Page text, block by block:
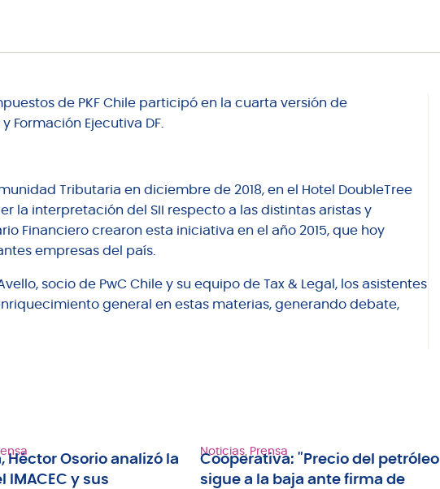
de PKF Chile participó en la cuarta versión de
Formación Ejecutiva DF.
Tributaria en diciembre de 2018, en el Hotel DoubleTree
la interpretación del SII respecto a las distintas aristas y
Financiero crearon esta iniciativa en el año 2015, que hoy
empresas del país.
socio de PwC Chile y su equipo de Tax & Legal, los asistentes
general en estas materias, generando debate,
Héctor Osorio analizó la
IMACEC y sus
Noticias Prensa
Cooperativa: "Precio del petróleo
sigue a la baja ante firma de